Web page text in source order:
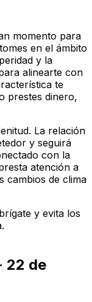
momento para
en el ámbito
y la
alinearte con
te
prestes dinero,
La relación
y seguirá
con la
atención a
cambios de clima
y evita los
22 de